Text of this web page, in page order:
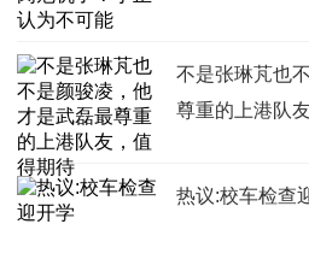
不是张琳芃也
尊重的上港队
热议:校车检查